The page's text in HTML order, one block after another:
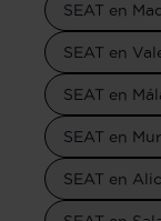
SEAT en
SEAT en
SEAT en
SEAT en
SEAT en